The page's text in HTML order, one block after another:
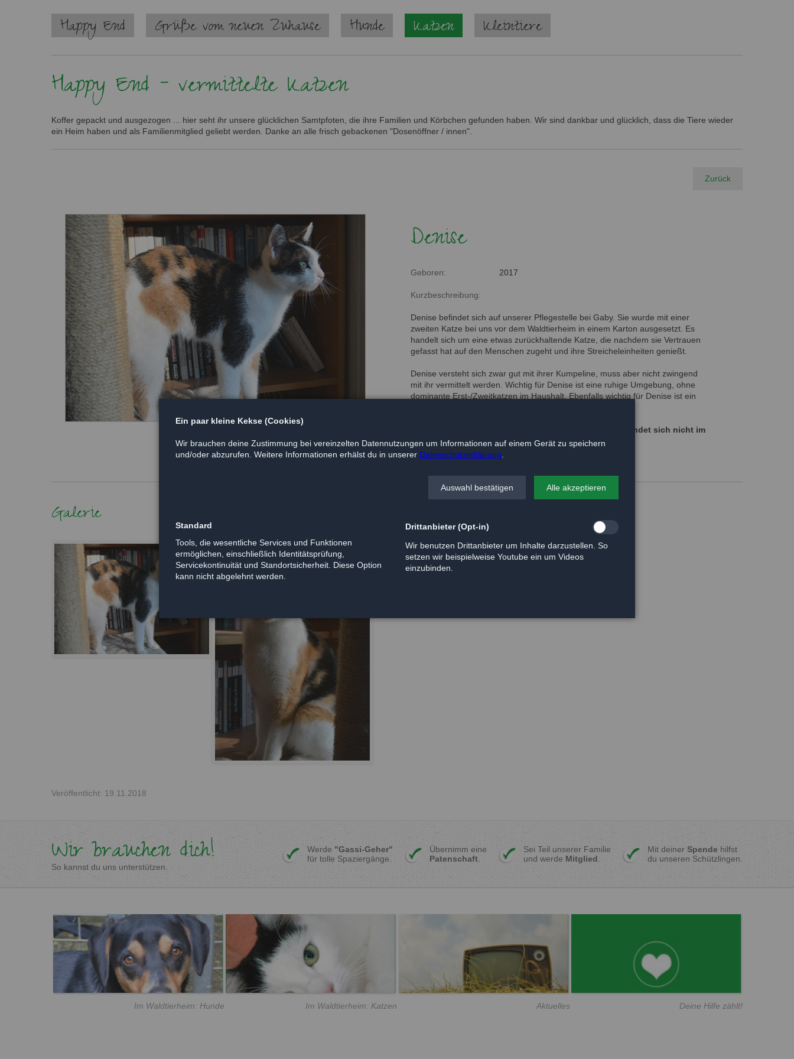
Navigation
überspringen
Happy End Grüße vom neuen Zuhause Hunde Katzen Kleintiere
Happy End - vermittelte Katzen
Koffer gepackt und ausgezogen ... hier seht ihr unsere glücklichen Samtpfoten, die ihre Familien und Körbchen gefunden haben. Wir sind dankbar und glücklich, dass die Tiere wieder
ein Heim haben und als Familienmitglied geliebt werden. Danke an alle frisch gebackenen "Dosenöffner / innen".
Zurück
Denise
Geboren: 2017
Kurzbeschreibung:
Denise befindet sich auf unserer Pflegestelle bei Gaby. Sie wurde mit einer
zweiten Katze bei uns vor dem Waldtierheim in einem Karton ausgesetzt. Es
handelt sich um eine etwas zurückhaltende Katze, die nachdem sie Vertrauen
gefasst hat auf den Menschen zugeht und ihre Streicheleinheiten genießt.
Denise versteht sich zwar gut mit ihrer Kumpeline, muss aber nicht zwingend
mit ihr vermittelt werden. Wichtig für Denise ist eine ruhige Umgebung, ohne
dominante Erst-/Zweitkatzen im Haushalt. Ebenfalls wichtig für Denise ist ein
Bei Interesse gern direkt bei Gaby melden - Denise befindet sich nicht im
Waldtierheim: 01590 1176436
Galerie
Veröffentlicht: 19.11.2018
Wir brauchen dich!
So kannst du uns unterstützen.
Werde "Gassi-Geher"
für tolle Spaziergänge.
Übernimm eine
Patenschaft
Sei Teil unserer Familie
und werde Mitglied
Mit deiner Spende hilfst
du unseren Schützlingen.
Im Waldtierheim: Hunde Im Waldtierheim: Katzen Aktuelles Deine Hilfe zählt!
Ein paar kleine Kekse (Cookies)
Wir brauchen deine Zustimmung bei vereinzelten Datennutzungen um Informationen auf einem Gerät zu speichern
und/oder abzurufen. Weitere Informationen erhälst du in unserer Datenschutzerklärung
Auswahl bestätigen Alle akzeptieren
Standard
Tools, die wesentliche Services und Funktionen
ermöglichen, einschließlich Identitätsprüfung,
Servicekontinuität und Standortsicherheit. Diese Option
kann nicht abgelehnt werden.
Drittanbieter (Opt-in)
Wir benutzen Drittanbieter um Inhalte darzustellen. So
setzen wir beispielweise Youtube ein um Videos
einzubinden.